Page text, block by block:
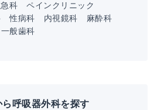
科
ペインクリニック
性病科 内視鏡科
麻酔科
一般歯科
呼吸器外科を探す